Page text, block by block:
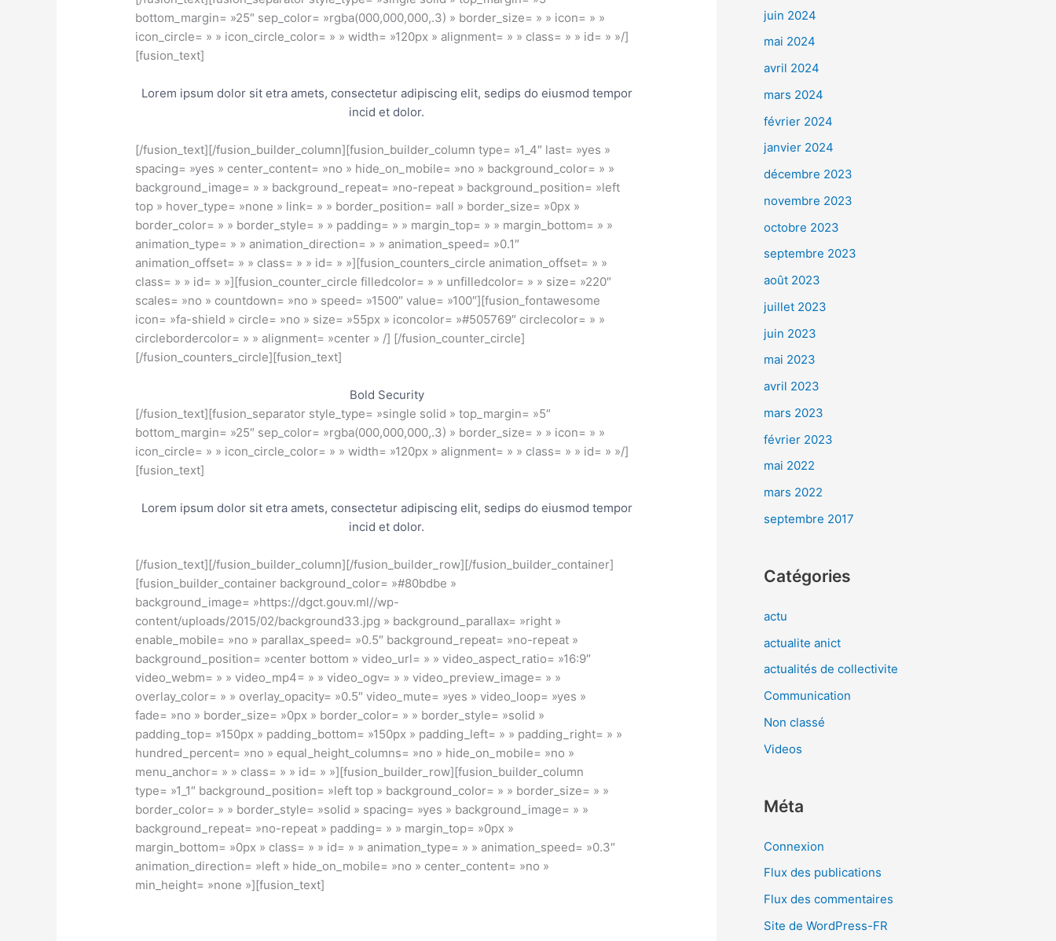
bottom_margin= »25″ sep_color= »rgba(000,000,000,.3) » border_size= » » icon= » »
icon_circle= » » icon_circle_color= » » width= »120px » alignment= » » class= » » id= » »/]
[fusion_text]
Lorem ipsum dolor sit etra amets, consectetur adipiscing elit, sedips do eiusmod tempor
incid et dolor.
[/fusion_text][/fusion_builder_column][fusion_builder_column type= »1_4″ last= »yes »
spacing= »yes » center_content= »no » hide_on_mobile= »no » background_color= » »
background_image= » » background_repeat= »no-repeat » background_position= »left
top » hover_type= »none » link= » » border_position= »all » border_size= »0px »
border_color= » » border_style= » » padding= » » margin_top= » » margin_bottom= » »
animation_type= » » animation_direction= » » animation_speed= »0.1″
animation_offset= » » class= » » id= » »][fusion_counters_circle animation_offset= » »
class= » » id= » »][fusion_counter_circle filledcolor= » » unfilledcolor= » » size= »220″
scales= »no » countdown= »no » speed= »1500″ value= »100″][fusion_fontawesome
icon= »fa-shield » circle= »no » size= »55px » iconcolor= »#505769″ circlecolor= » »
circlebordercolor= » » alignment= »center » /] [/fusion_counter_circle]
[/fusion_counters_circle][fusion_text]
Bold Security
[/fusion_text][fusion_separator style_type= »single solid » top_margin= »5″
bottom_margin= »25″ sep_color= »rgba(000,000,000,.3) » border_size= » » icon= » »
icon_circle= » » icon_circle_color= » » width= »120px » alignment= » » class= » » id= » »/]
[fusion_text]
Lorem ipsum dolor sit etra amets, consectetur adipiscing elit, sedips do eiusmod tempor
incid et dolor.
[/fusion_text][/fusion_builder_column][/fusion_builder_row][/fusion_builder_container]
[fusion_builder_container background_color= »#80bdbe »
background_image= »https://dgct.gouv.ml//wp-
content/uploads/2015/02/background33.jpg » background_parallax= »right »
enable_mobile= »no » parallax_speed= »0.5″ background_repeat= »no-repeat »
background_position= »center bottom » video_url= » » video_aspect_ratio= »16:9″
video_webm= » » video_mp4= » » video_ogv= » » video_preview_image= » »
overlay_color= » » overlay_opacity= »0.5″ video_mute= »yes » video_loop= »yes »
fade= »no » border_size= »0px » border_color= » » border_style= »solid »
padding_top= »150px » padding_bottom= »150px » padding_left= » » padding_right= » »
hundred_percent= »no » equal_height_columns= »no » hide_on_mobile= »no »
menu_anchor= » » class= » » id= » »][fusion_builder_row][fusion_builder_column
type= »1_1″ background_position= »left top » background_color= » » border_size= » »
border_color= » » border_style= »solid » spacing= »yes » background_image= » »
background_repeat= »no-repeat » padding= » » margin_top= »0px »
margin_bottom= »0px » class= » » id= » » animation_type= » » animation_speed= »0.3″
animation_direction= »left » hide_on_mobile= »no » center_content= »no »
min_height= »none »][fusion_text]
juin 2024
mai 2024
avril 2024
mars 2024
février 2024
janvier 2024
décembre 2023
novembre 2023
octobre 2023
septembre 2023
août 2023
juillet 2023
juin 2023
mai 2023
avril 2023
mars 2023
février 2023
mai 2022
mars 2022
septembre 2017
Catégories
actu
actualite anict
actualités de collectivite
Communication
Non classé
Videos
Méta
Connexion
Flux des publications
Flux des commentaires
Site de WordPress-FR